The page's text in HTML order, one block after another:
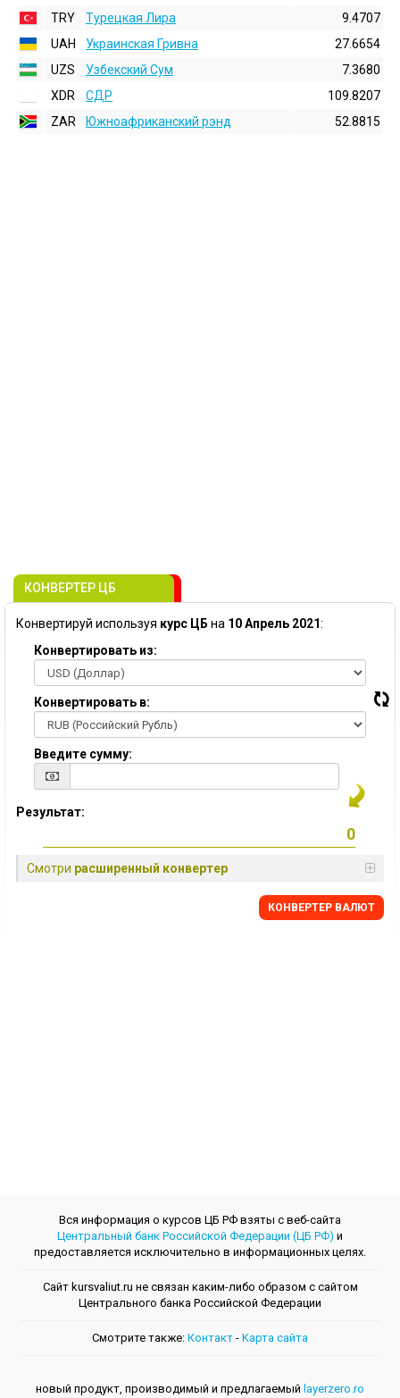
TRY
Турецкая Лира
9.4707
UAH
Украинская Гривна
27.6654
UZS
Узбекский Сум
7.3680
XDR
СДР
109.8207
ZAR
Южноафриканский рэнд 52.8815
КОНВЕРТЕР ЦБ
Конвертируй используя курс ЦБ на 10 Апрель 2021:
Конвертировать из:
Конвертировать в:
Введите сумму:
Результат:
Смотри расширенный конвертер
КОНВЕРТЕР ВАЛЮТ
Вся информация о курсов ЦБ РФ взяты с веб-сайта
Центральный банк Российской Федерации (ЦБ РФ) и
предоставляется исключительно в информационных целях.
Сайт kursvaliut.ru не связан каким-либо образом с сайтом
Центрального банкa Российской Федерации
Смотрите также: Контакт - Kарта сайта
новый продукт, производимый и предлагаемый layerzero.ro